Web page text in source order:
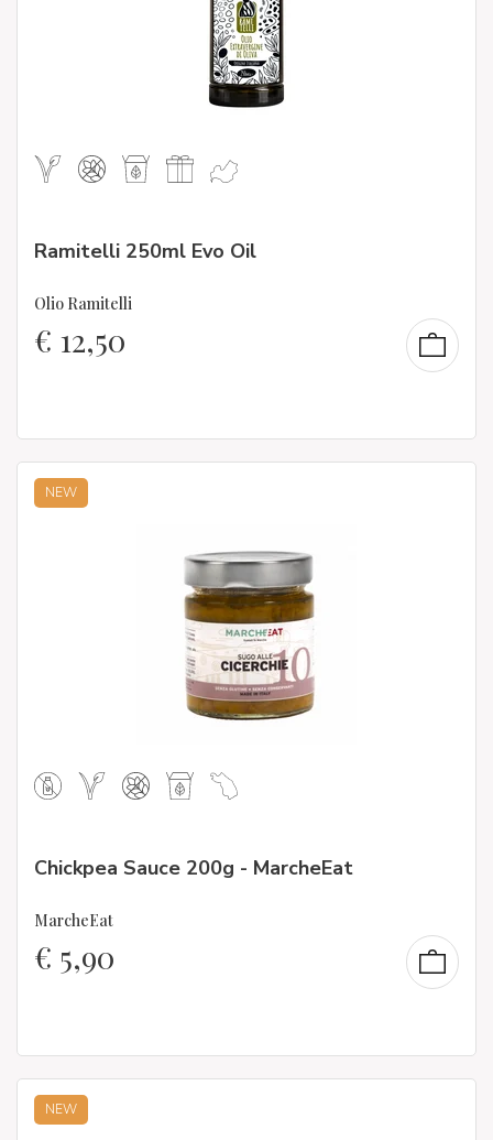
Ramitelli 250ml Evo Oil
Olio Ramitelli
€ 12,50
NEW
Chickpea Sauce 200g - MarcheEat
MarcheEat
€ 5,90
NEW